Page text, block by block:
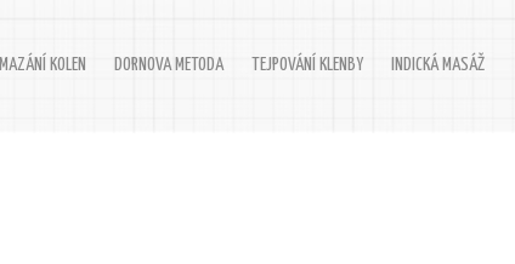
MAZÁNÍ KOLEN DORNOVA METODA TEJPOVÁNÍ KLENBY INDICKÁ MASÁŽ